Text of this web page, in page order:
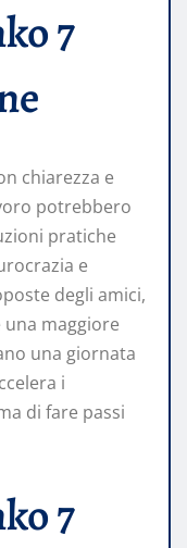
7
chiarezza e
potrebbero
pratiche
e
degli amici,
una maggiore
una giornata
i
di fare passi
7